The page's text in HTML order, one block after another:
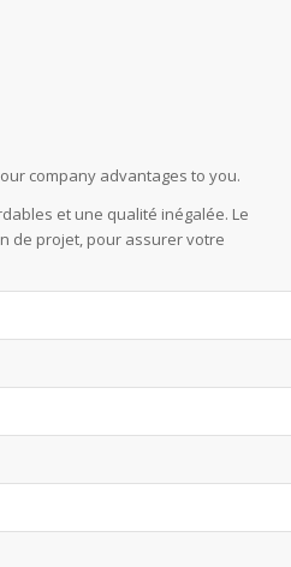
company advantages to you.
et une qualité inégalée. Le
de projet, pour assurer votre